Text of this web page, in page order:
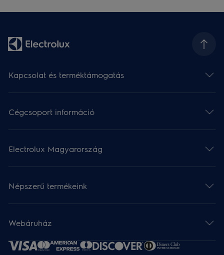
Kapcsolat és terméktámogatás
Cégcsoport információ
Electrolux Magyarország
Népszerű termékeink
Webáruház​